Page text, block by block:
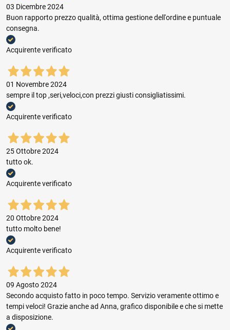
03 Dicembre 2024
Buon rapporto prezzo qualità, ottima gestione dell'ordine e puntuale
consegna.
Acquirente verificato
01 Novembre 2024
sempre il top ,seri,veloci,con prezzi giusti consigliatissimi.
Acquirente verificato
25 Ottobre 2024
tutto ok.
Acquirente verificato
20 Ottobre 2024
tutto molto bene!
Acquirente verificato
09 Agosto 2024
Secondo acquisto fatto in poco tempo. Servizio veramente ottimo e
tempi veloci! Grazie anche ad Anna, grafico disponibile e che si mette
a disposizione.